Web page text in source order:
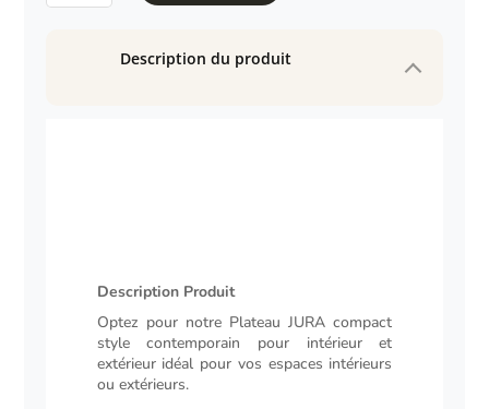
Description du produit
Description Produit
Optez pour notre Plateau JURA compact
style contemporain pour intérieur et
extérieur idéal pour vos espaces intérieurs
ou extérieurs.